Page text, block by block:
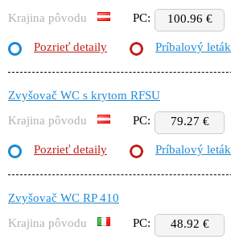
Krajina pôvodu
PC: 100.96 €
Pozrieť detaily Príbalový leták
Zvyšovač WC s krytom RFSU
Krajina pôvodu
PC: 79.27 €
Pozrieť detaily Príbalový leták
Zvyšovač WC RP 410
Krajina pôvodu
PC: 48.92 €